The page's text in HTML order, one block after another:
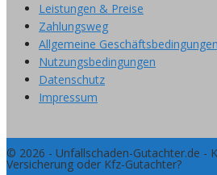
Leistungen & Preise
Zahlungsweg
Allgemeine Geschäftsbedingungen
Nutzungsbedingungen
Datenschutz
Impressum
© 2026 - Unfallschaden-Gutachter.de -
Versicherung oder Kfz-Gutachter?